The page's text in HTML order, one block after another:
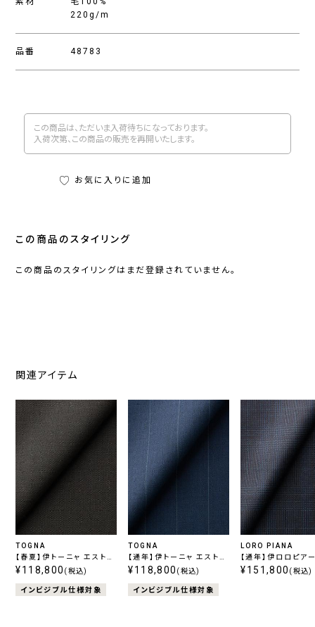
220g/m
品番 48783
この商品は、ただいま入荷待ちになっております。
入荷次第、この商品の販売を再開いたします。
お気に入りに追加
この商品のスタイリング
この商品のスタイリングはまだ登録されていません。
関連アイテム
TOGNA
【春夏】伊トーニャ エストラ
ート ストレッチ チャコール
¥118,800 (税込)
インビジブル仕様対象
TOGNA
【通年】伊トーニャ エストラ
ート ストレッチ ブルースト
¥118,800 (税込)
インビジブル仕様対象
LORO PIANA
【通年】伊ロロピア
スーパー130's ネ
¥151,800 (税込)